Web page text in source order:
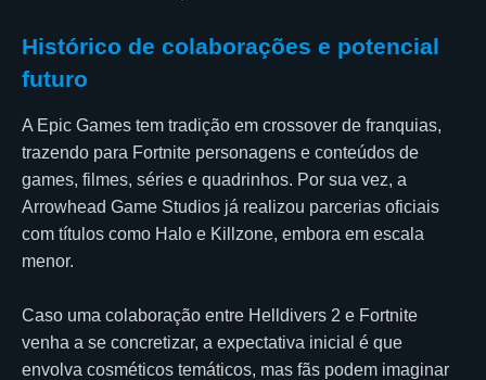
Histórico de colaborações e potencial
futuro
A Epic Games tem tradição em crossover de franquias,
trazendo para Fortnite personagens e conteúdos de
games, filmes, séries e quadrinhos. Por sua vez, a
Arrowhead Game Studios já realizou parcerias oficiais
com títulos como Halo e Killzone, embora em escala
menor.
Caso uma colaboração entre Helldivers 2 e Fortnite
venha a se concretizar, a expectativa inicial é que
envolva cosméticos temáticos, mas fãs podem imaginar